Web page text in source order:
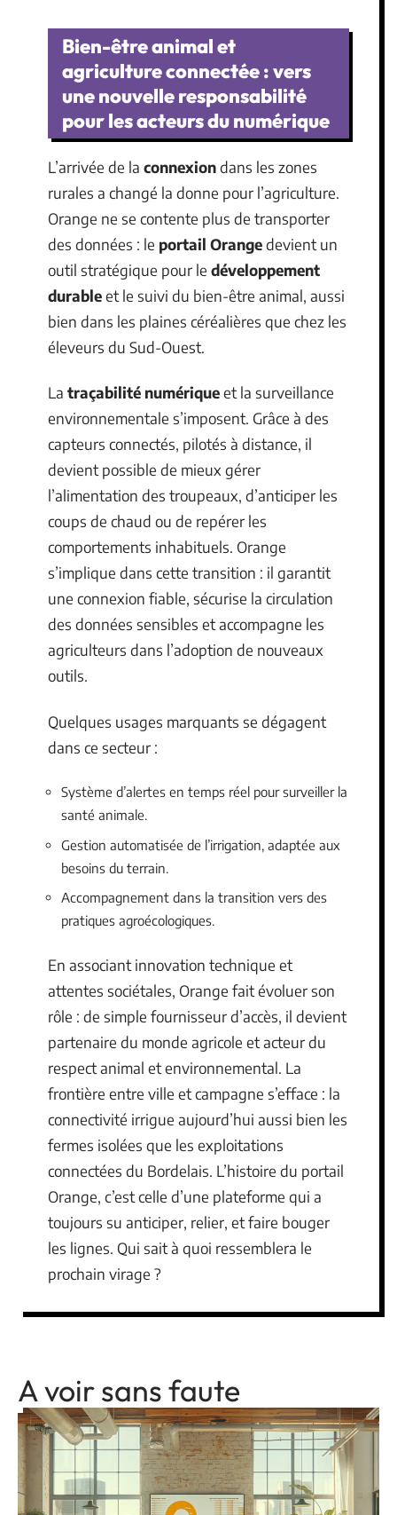
Bien-être animal et
agriculture connectée : vers
une nouvelle responsabilité
pour les acteurs du numérique
L’arrivée de la connexiondans les zones
rurales a changé la donne pour l’agriculture.
Orange ne se contente plus de transporter
des données : le portail Orangedevient un
outil stratégique pour le développement
durableet le suivi du bien-être animal, aussi
bien dans les plaines céréalières que chez les
éleveurs du Sud-Ouest.
La traçabilité numériqueet la surveillance
environnementale s’imposent. Grâce à des
capteurs connectés, pilotés à distance, il
devient possible de mieux gérer
l’alimentation des troupeaux, d’anticiper les
coups de chaud ou de repérer les
comportements inhabituels. Orange
s’implique dans cette transition : il garantit
une connexion fiable, sécurise la circulation
des données sensibles et accompagne les
agriculteurs dans l’adoption de nouveaux
outils.
Quelques usages marquants se dégagent
dans ce secteur :
Système d’alertes en temps réel pour surveiller la
santé animale.
Gestion automatisée de l’irrigation, adaptée aux
besoins du terrain.
Accompagnement dans la transition vers des
pratiques agroécologiques.
En associant innovation technique et
attentes sociétales, Orange fait évoluer son
rôle : de simple fournisseur d’accès, il devient
partenaire du monde agricole et acteur du
respect animal et environnemental. La
frontière entre ville et campagne s’efface : la
connectivité irrigue aujourd’hui aussi bien les
fermes isolées que les exploitations
connectées du Bordelais. L’histoire du portail
Orange, c’est celle d’une plateforme qui a
toujours su anticiper, relier, et faire bouger
les lignes. Qui sait à quoi ressemblera le
prochain virage ?
A voir sans faute